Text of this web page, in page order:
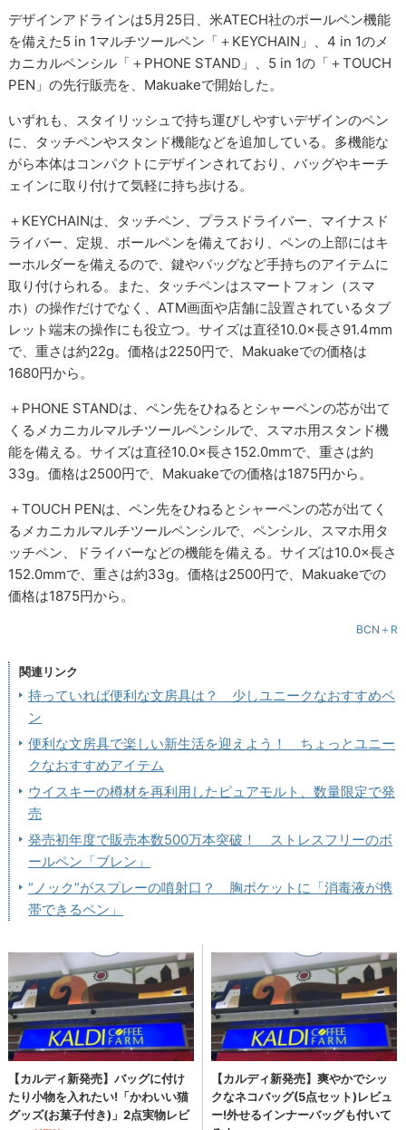
デザインアドラインは5月25日、米ATECH社のポールペン機能
を備えた5 in 1マルチツールペン「＋KEYCHAIN」、4 in 1のメ
カニカルペンシル「＋PHONE STAND」、5 in 1の「＋TOUCH
PEN」の先行販売を、Makuakeで開始した。
いずれも、スタイリッシュで持ち運びしやすいデザインのペン
に、タッチペンやスタンド機能などを追加している。多機能な
がら本体はコンパクトにデザインされており、バッグやキーチ
ェインに取り付けて気軽に持ち歩ける。
＋KEYCHAINは、タッチペン、プラスドライバー、マイナスド
ライバー、定規、ボールペンを備えており、ペンの上部にはキ
ーホルダーを備えるので、鍵やバッグなど手持ちのアイテムに
取り付けられる。また、タッチペンはスマートフォン（スマ
ホ）の操作だけでなく、ATM画面や店舗に設置されているタブ
レット端末の操作にも役立つ。サイズは直径10.0×長さ91.4mm
で、重さは約22g。価格は2250円で、Makuakeでの価格は
1680円から。
＋PHONE STANDは、ペン先をひねるとシャーペンの芯が出て
くるメカニカルマルチツールペンシルで、スマホ用スタンド機
能を備える。サイズは直径10.0×長さ152.0mmで、重さは約
33g。価格は2500円で、Makuakeでの価格は1875円から。
＋TOUCH PENは、ペン先をひねるとシャーペンの芯が出てく
るメカニカルマルチツールペンシルで、ペンシル、スマホ用タ
ッチペン、ドライバーなどの機能を備える。サイズは10.0×長さ
152.0mmで、重さは約33g。価格は2500円で、Makuakeでの
価格は1875円から。
BCN＋R
関連リンク
持っていれば便利な文房具は？ 少しユニークなおすすめペ
ン
便利な文房具で楽しい新生活を迎えよう！ ちょっとユニー
クなおすすめアイテム
ウイスキーの樽材を再利用したピュアモルト、数量限定で発
売
発売初年度で販売本数500万本突破！ ストレスフリーのボ
ールペン「ブレン」
“ノック”がスプレーの噴射口？ 胸ポケットに「消毒液が携
帯できるペン」